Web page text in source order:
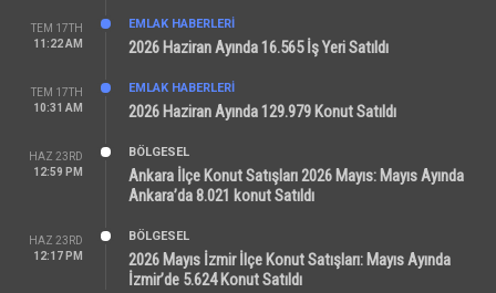
TEM 17TH
11:22 AM
EMLAK HABERLERI
2026 Haziran Ayında 16.565 İş Yeri Satıldı
TEM 17TH
10:31 AM
EMLAK HABERLERI
2026 Haziran Ayında 129.979 Konut Satıldı
HAZ 23RD
12:59 PM
BÖLGESEL
Ankara İlçe Konut Satışları 2026 Mayıs: Mayıs Ayında
Ankara’da 8.021 konut Satıldı
HAZ 23RD
12:17 PM
BÖLGESEL
2026 Mayıs İzmir İlçe Konut Satışları: Mayıs Ayında
İzmir’de 5.624 Konut Satıldı